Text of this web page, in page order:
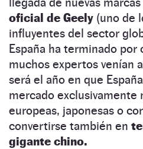
oficial de Geely (uno de
influyentes del sector
España ha terminado por
muchos expertos venían
será el año en que
mercado exclusivamente
europeas, japonesas o
convertirse también en
gigante chino.